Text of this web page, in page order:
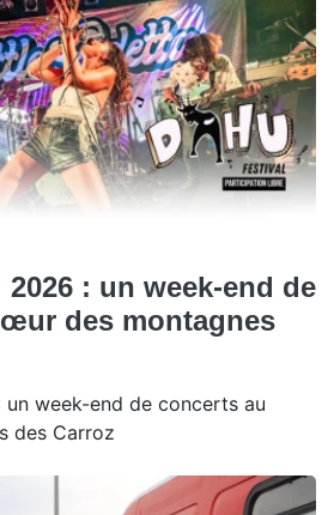
: un week-end de
des montagnes
un week-end de concerts au
des Carroz